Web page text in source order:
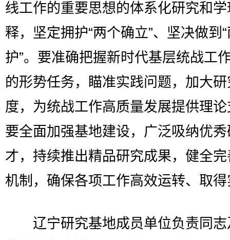
线工作的重要思想的体系化研究和
释，坚定拥护“两个确立”、坚决做到
护”。要准确把握新时代基层统战工
的形势任务，瞄准实践问题，加大
度，为统战工作高质量发展提供理
要全面加强基地建设，广泛吸纳优
才，持续推出精品研究成果，健全
机制，确保各项工作高效运转、取
辽宁研究基地成员单位负责同志